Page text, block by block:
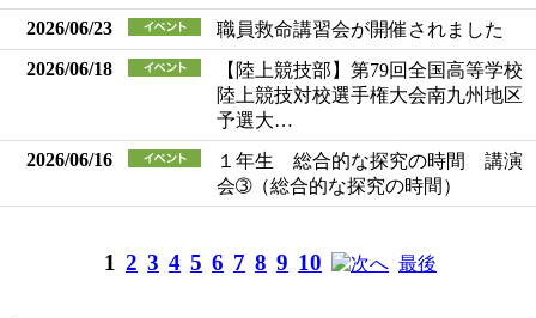
2026/06/23
職員救命講習会が開催されました
2026/06/18
【陸上競技部】第79回全国高等学校
陸上競技対校選手権大会南九州地区
予選大…
2026/06/16
１年生 総合的な探究の時間 講演
会➂（総合的な探究の時間）
1 2 3 4 5 6 7 8 9 10 へ 最後